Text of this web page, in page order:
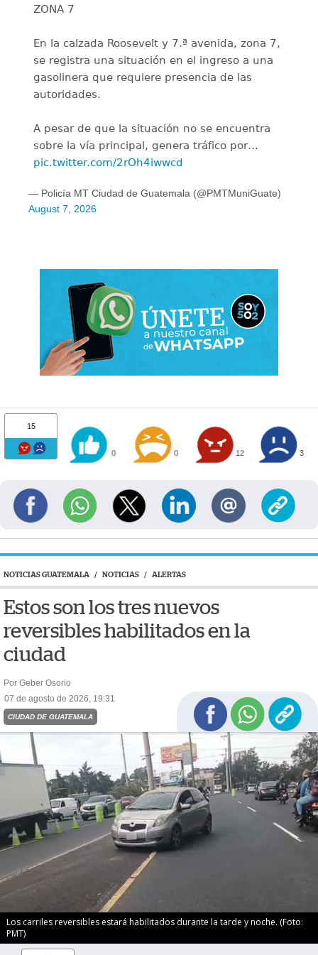
ZONA 7
En la calzada Roosevelt y 7.ª avenida, zona 7,
se registra una situación en el ingreso a una
gasolinera que requiere presencia de las
autoridades.
A pesar de que la situación no se encuentra
sobre la vía principal, genera tráfico por…
pic.twitter.com/2rOh4iwwcd
— Policía MT Ciudad de Guatemala (@PMTMuniGuate)
August 7, 2026
15
0 0 12 3
NOTICIAS GUATEMALA / NOTICIAS / ALERTAS
Estos son los tres nuevos
reversibles habilitados en la
ciudad
Por Geber Osorio
07 de agosto de 2026, 19:31
CIUDAD DE GUATEMALA
Los carriles reversibles estará habilitados durante la tarde y noche. (Foto:
PMT)